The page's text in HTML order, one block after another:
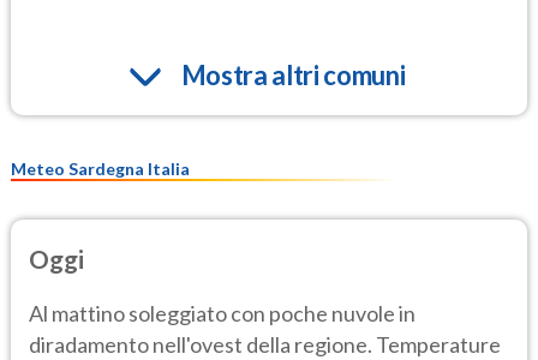
Mostra altri comuni
Meteo Sardegna Italia
Oggi
Al mattino soleggiato con poche nuvole in
diradamento nell'ovest della regione. Temperature